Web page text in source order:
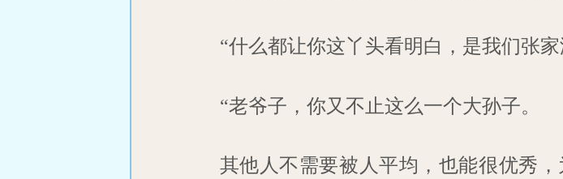
“什么都让你这丫头看明白，是我们张
“老爷子，你又不止这么一个大孙子。
其他人不需要被人平均，也能很优秀